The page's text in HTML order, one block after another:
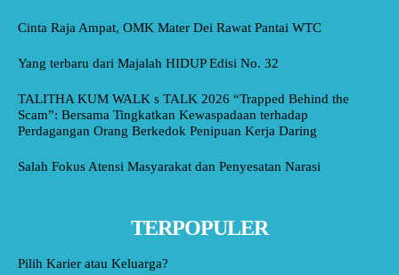
Cinta Raja Ampat, OMK Mater Dei Rawat Pantai WTC
Yang terbaru dari Majalah HIDUP Edisi No. 32
TALITHA KUM WALK s TALK 2026 “Trapped Behind the
Scam”: Bersama Tingkatkan Kewaspadaan terhadap
Perdagangan Orang Berkedok Penipuan Kerja Daring
Salah Fokus Atensi Masyarakat dan Penyesatan Narasi
TERPOPULER
Pilih Karier atau Keluarga?